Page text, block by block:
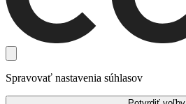
Spravovať nastavenia súhlasov